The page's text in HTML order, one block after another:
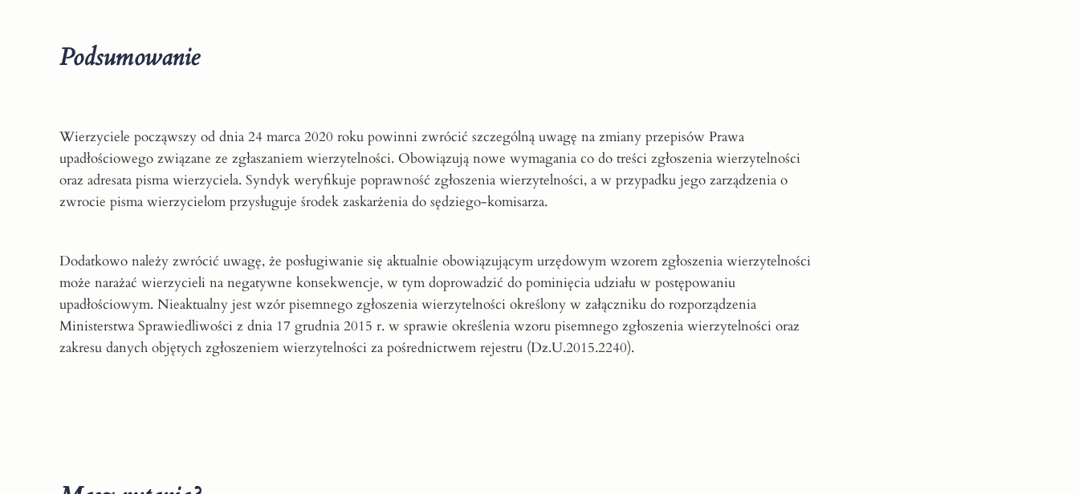
Podsumowanie
Wierzyciele począwszy od dnia 24 marca 2020 roku powinni zwrócić szczególną uwagę na zmiany przepisów Prawa
upadłościowego związane ze zgłaszaniem wierzytelności. Obowiązują nowe wymagania co do treści zgłoszenia wierzytelności
oraz adresata pisma wierzyciela. Syndyk weryfikuje poprawność zgłoszenia wierzytelności, a w przypadku jego zarządzenia o
zwrocie pisma wierzycielom przysługuje środek zaskarżenia do sędziego-komisarza.
Dodatkowo należy zwrócić uwagę, że posługiwanie się aktualnie obowiązującym urzędowym wzorem zgłoszenia wierzytelności
może narażać wierzycieli na negatywne konsekwencje, w tym doprowadzić do pominięcia udziału w postępowaniu
upadłościowym. Nieaktualny jest wzór pisemnego zgłoszenia wierzytelności określony w załączniku do rozporządzenia
Ministerstwa Sprawiedliwości z dnia 17 grudnia 2015 r. w sprawie określenia wzoru pisemnego zgłoszenia wierzytelności oraz
zakresu danych objętych zgłoszeniem wierzytelności za pośrednictwem rejestru (Dz.U.2015.2240).